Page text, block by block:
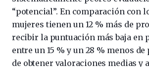
“potencial”. En comparación con
mujeres tienen un 12 % más de
recibir la puntuación más baja en
entre un 15 % y un 28 % menos
de obtener valoraciones medias y